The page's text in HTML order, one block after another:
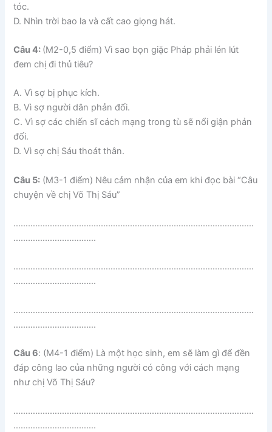
tóc.
D. Nhìn trời bao la và cất cao giọng hát.
Câu 4: (M2-0,5 điểm) Vì sao bọn giặc Pháp phải lén lút
đem chị đi thủ tiêu?
A. Vì sợ bị phục kích.
B. Vì sợ người dân phản đối.
C. Vì sợ các chiến sĩ cách mạng trong tù sẽ nổi giận phản
đối.
D. Vì sợ chị Sáu thoát thân.
Câu 5: (M3-1 điểm) Nêu cảm nhận của em khi đọc bài “Câu
chuyện về chị Võ Thị Sáu”
………………………………………………………………………………………
…………………………….
………………………………………………………………………………………
…………………………….
………………………………………………………………………………………
…………………………….
Câu 6: (M4-1 điểm) Là một học sinh, em sẽ làm gì để đền
đáp công lao của những người có công với cách mạng
như chị Võ Thị Sáu?
………………………………………………………………………………………
…………………………….